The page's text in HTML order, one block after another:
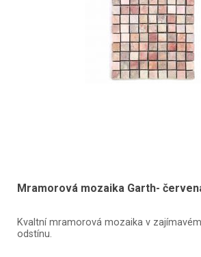
Mramorová mozaika Garth-
Kvaltní mramorová mozaika v
odstínu.